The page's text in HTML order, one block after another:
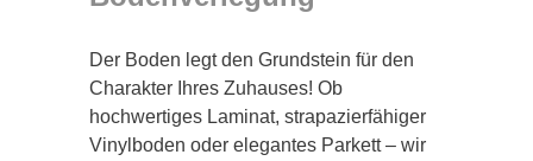
Der Boden legt den Grundstein für den
Charakter Ihres Zuhauses! Ob
hochwertiges Laminat, strapazierfähiger
Vinylboden oder elegantes Parkett – wir